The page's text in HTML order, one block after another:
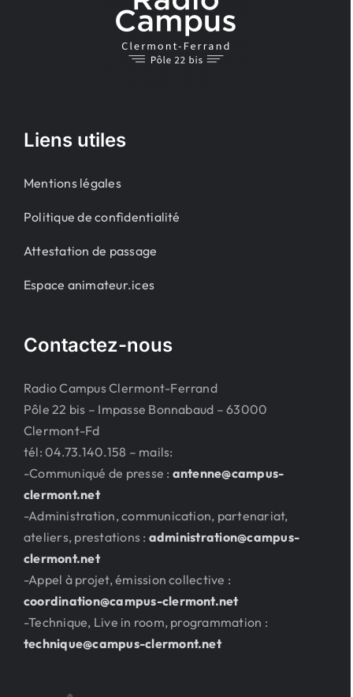
Liens utiles
Mentions légales
Politique de confidentialité
Attestation de passage
Espace animateur.ices
Contactez-nous
Radio Campus Clermont-Ferrand
Pôle 22 bis – Impasse Bonnabaud – 63000
Clermont-Fd
tél: 04.73.140.158 – mails:
-Communiqué de presse : antenne@campus-
clermont.net
-Administration, communication, partenariat,
ateliers, prestations : administration@campus-
clermont.net
-Appel à projet, émission collective :
coordination@campus-clermont.net
-Technique, Live in room, programmation :
technique@campus-clermont.net